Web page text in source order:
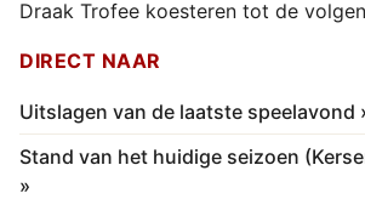
Draak Trofee koesteren tot de
DIRECT NAAR
Uitslagen van de laatste speelavond
Stand van het huidige seizoen
»